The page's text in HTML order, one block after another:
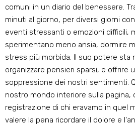
comuni in un diario del benessere.
minuti al giorno, per diversi giorni
eventi stressanti o emozioni difficili,
sperimentano meno ansia, dormire
stress più morbida. Il suo potere sta
organizzare pensieri sparsi, e offrire
soppressione dei nostri sentimenti.
nostro mondo interiore sulla pagina,
registrazione di chi eravamo in quel
valere la pena ricordare il dolore e